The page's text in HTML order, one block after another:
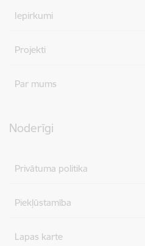
Iepirkumi
Projekti
Par mums
Noderīgi
Privātuma politika
Piekļūstamība
Lapas karte